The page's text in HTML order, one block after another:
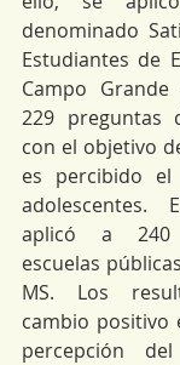
denominado
Estudiantes de
Campo
229 preguntas
con el objetivo
es percibido
adolescentes.
aplicó a 240
escuelas
MS. Los
cambio positivo
percepción